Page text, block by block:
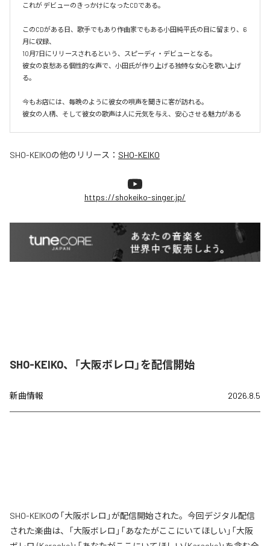
これが デビューのきっかけになったCDである。
このCDがある日、歌手でもあり作曲家でもある小田純平氏の目に留まり、6
月に収録、
10月7日にリリースされるという、スピーディ・デビューとなる。
彼女の哀愁ある個性的な声で、小田氏が作り上げる独特な女心を歌い上げ
る。
今もお店には、毎晩のように彼女の唄声を聞きに客が訪れる。
彼女の人柄、そして彼女の歌声は人に元気を与え、安心させる魅力がある
SHO-KEIKOの他のリリース： SHO-KEIKO
https://shokeiko-singer.jp/
SHO-KEIKO、「大阪ボレロ」を配信開始
新曲情報 2026.8.5
SHO-KEIKOの「大阪ボレロ」が配信開始された。今回デジタル配信
された楽曲は、「大阪ボレロ」「あなたがここにいてほしい」「大阪